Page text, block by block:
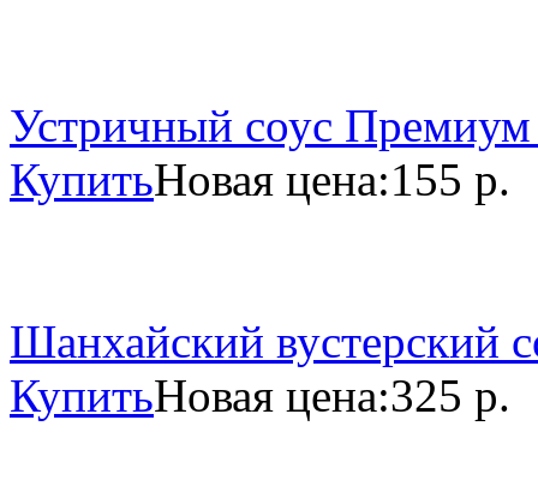
Устричный соус
КупитьНовая цена:155 р.
Шанхайский вустерский
КупитьНовая цена:325 р.